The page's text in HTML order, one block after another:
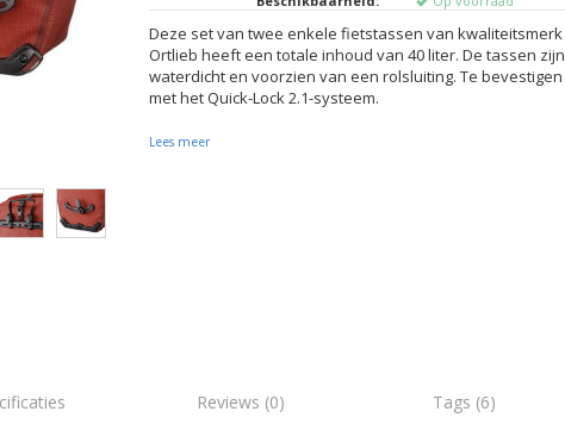
Deze set van twee enkele fietstassen van kwaliteitsmerk
Ortlieb heeft een totale inhoud van 40 liter. De tassen zijn
waterdicht en voorzien van een rolsluiting. Te bevestigen
met het Quick-Lock 2.1-systeem.
Lees meer
Reviews (0) Tags (6)